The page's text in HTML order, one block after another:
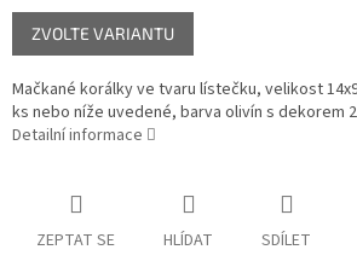
Měrná
cena:
ZVOLTE VARIANTU
Mačkané korálky ve tvaru lístečku, velikost
ks nebo níže uvedené, barva olivín s dekorem
Detailní informace
ZEPTAT SE HLÍDAT SDÍLET